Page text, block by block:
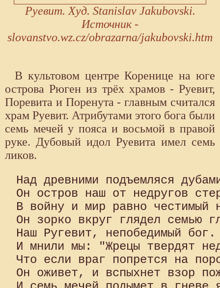
Руевит. Худ. Stanislav Jakubovski.
Источник -
slovanstvo.wz.cz/obrazarna/jakubovski.htm
В культовом центре Коренице на юге
острова Рюген из трёх храмов - Руевит,
Поревита и Поренута - главным считался
храм Руевит. Атрибутами этого бога были
семь мечей у пояса и восьмой в правой
руке. Дубовый идол Руевита имел семь
ликов.
Над древними подъемляся
Он остров наш от недругов
В войну и мир равно честимый
Он зорко вкруг глядел семью
Наш Ругевит, непобедимый бог.
И мнили мы: "Жрецы твердят
Что если враг попрется на
Он оживет, и вспыхнет взор